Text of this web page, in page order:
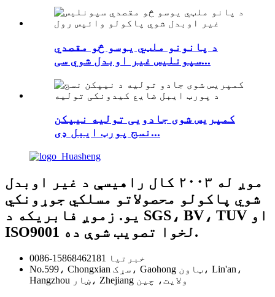
د پانونو ملټي یوسو څو مقصدي
سپونلیس غیر اوبدل شوي سی...
کمپریس شوی جادویی تولیه نیپکن
نسج پورټ ایبل ډی...
موږ له ۲۰۰۳ کال راهیسې د غیر اوبدل
شوي پاکولو محصولاتو مسلکي جوړونکي
یو. زموږ فابریکه د SGS، BV، TUV او
ISO9001 لخوا تصویب شوې ده.
0086-15868462181 خبرتیا
No.599، Chongxian سړک، Gaohong ټاون، Lin'an،
Hangzhou ښار، Zhejiang ولايت، چين